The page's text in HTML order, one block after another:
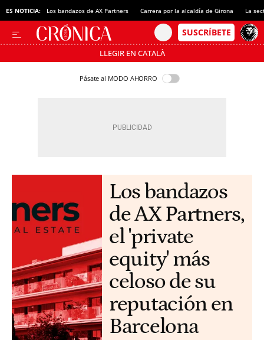
ES NOTICIA: Los bandazos de AX Partners Carrera por la alcaldía de Girona La
LLEGIR EN CATALÀ
Pásate al MODO AHORRO
Los bandazos
de AX Partners,
el 'private
equity' más
celoso de su
reputación en
Barcelona